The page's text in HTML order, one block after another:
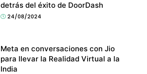
detrás del éxito de DoorDash
24/08/2024
Meta en conversaciones con Jio
para llevar la Realidad Virtual a la
India